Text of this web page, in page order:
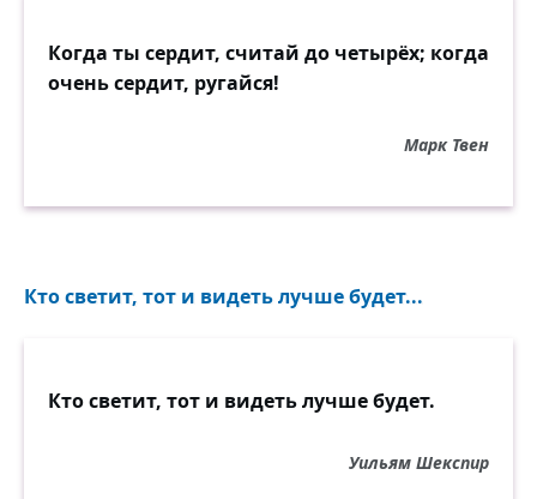
Когда ты сердит, считай до четырёх; когда
очень сердит, ругайся!
Марк Твен
Кто светит, тот и видеть лучше будет...
Кто светит, тот и видеть лучше будет.
Уильям Шекспир